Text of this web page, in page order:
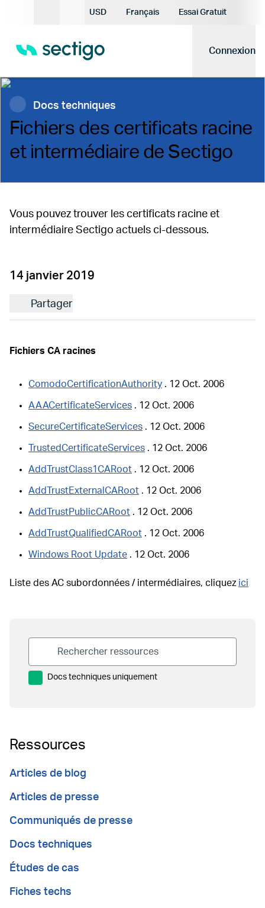
Devise actuelle:
USD
Français
Essai Gratuit
Connexion
Docs techniques
Fichiers des certificats racine
et intermédiaire de Sectigo
Vous pouvez trouver les certificats racine et
intermédiaire Sectigo actuels ci-dessous.
14 janvier 2019
Partager
Fichiers CA racines
ComodoCertificationAuthority . 12 Oct. 2006
AAACertificateServices . 12 Oct. 2006
SecureCertificateServices . 12 Oct. 2006
TrustedCertificateServices . 12 Oct. 2006
AddTrustClass1CARoot . 12 Oct. 2006
AddTrustExternalCARoot . 12 Oct. 2006
AddTrustPublicCARoot . 12 Oct. 2006
AddTrustQualifiedCARoot . 12 Oct. 2006
Windows Root Update . 12 Oct. 2006
Liste des AC subordonnées / intermédiaires, cliquez ici
Docs techniques uniquement
Ressources
Articles de blog
Articles de presse
Communiqués de presse
Docs techniques
Études de cas
Fiches techs